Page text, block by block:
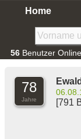
Home
56 Benutzer Online
78
Jahre [791